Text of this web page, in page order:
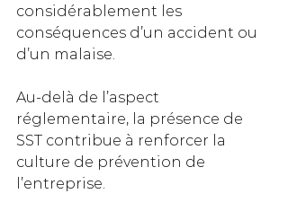
considérablement les
conséquences d’un accident ou
d’un malaise.
Au‑delà de l’aspect
réglementaire, la présence de
SST contribue à renforcer la
culture de prévention de
l’entreprise.